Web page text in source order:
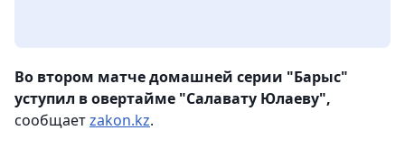
Во втором матче домашней серии "Барыс"
уступил в овертайме "Салавату Юлаеву",
сообщаетzakon.kz.